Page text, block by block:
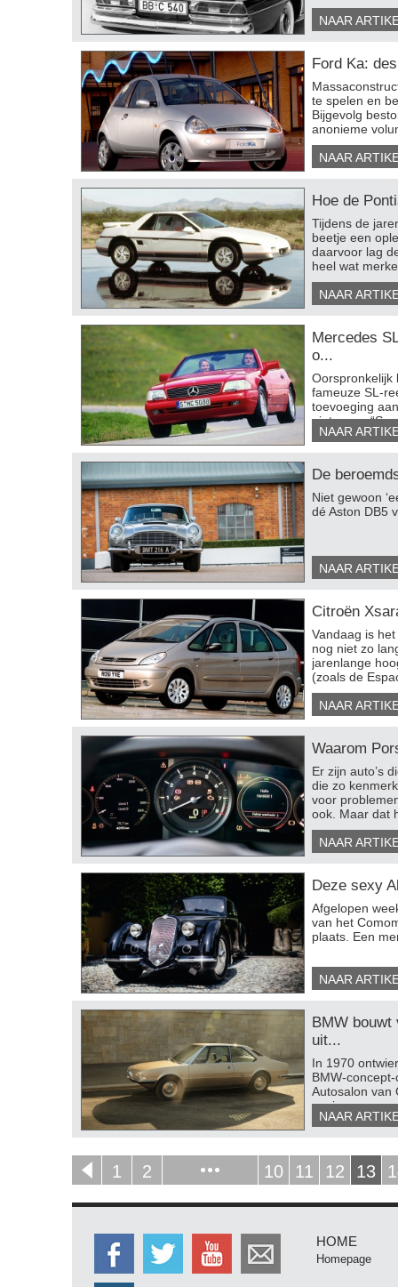
NAAR
Ford Ka:
te spelen en
Bijgevolg
anonieme
NAAR
Hoe de
​Tijdens de
beetje een
daarvoor lag
heel wat
NAAR
Mercedes
o...
​Oorspronkelijk
fameuze SL-
toevoeging
niets voor
NAAR
De
Niet gewoon
dé Aston DB5
NAAR
Citroën
​Vandaag is
nog niet zo
jarenlange
(zoals de
NAAR
Waarom
Er zijn auto’s
die zo
voor
ook. Maar dat
NAAR
Deze sexy
​Afgelopen
van het
plaats. Een
NAAR
BMW bouwt
uit...
​In 1970
BMW-
Autosalon van
gezien.
NAAR
1 2 10 11 12 13
5 FOTO'S
Citroën Survolt - Le Mans...
BEKIJK 23 FOTO'S
HOME
Homepage